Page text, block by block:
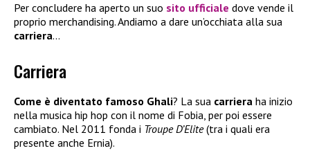
Per concludere ha aperto un suo sito ufficiale dove vende il
proprio merchandising. Andiamo a dare un’occhiata alla sua
carriera…
Carriera
Come è diventato famoso Ghali? La sua carriera ha inizio
nella musica hip hop con il nome di Fobia, per poi essere
cambiato. Nel 2011 fonda i Troupe D’Elite(tra i quali era
presente anche Ernia).